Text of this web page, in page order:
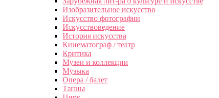
Изобразительное искусство
Искусство фотографии
Искусствоведение
История искусства
Кинематограф / театр
Критика
Музеи и коллекции
Музыка
Опера / балет
Танцы